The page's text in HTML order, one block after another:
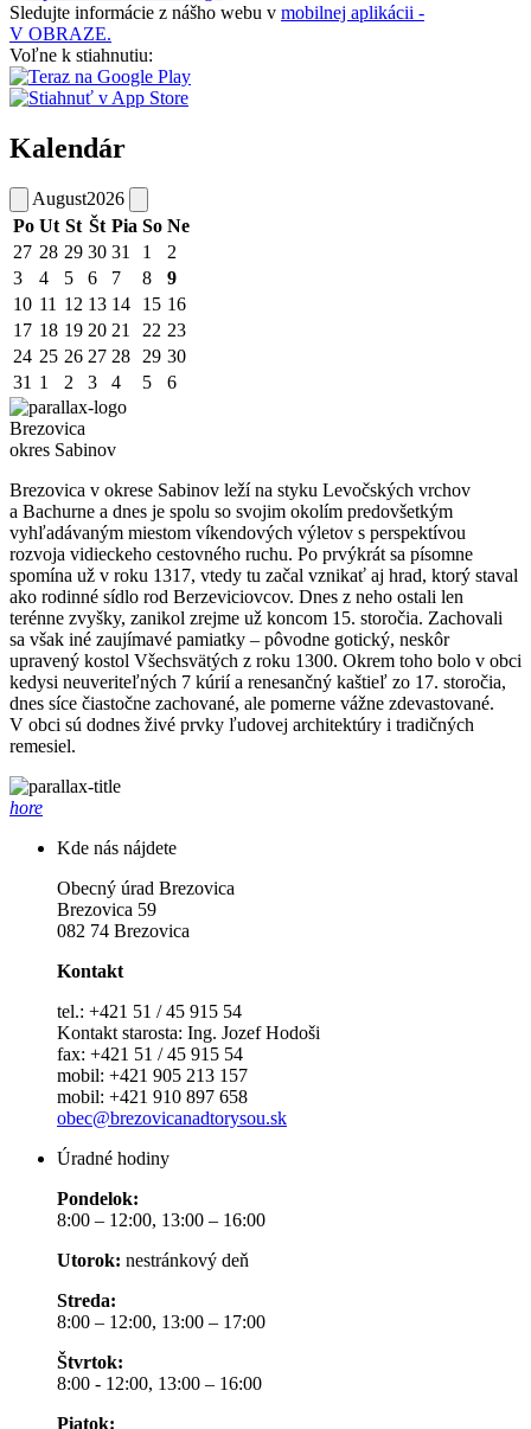
Sledujte informácie z nášho webu v mobilnej aplikácii -
V OBRAZE.
Voľne k stiahnutiu:
Kalendár
August2026
Po Ut St Št Pia So Ne
27 28 29 30 31 1
2
3
4 5 6 7 8
9
10 11 12 13 14 15 16
17 18 19 20 21 22 23
24 25 26 27 28 29 30
31 1 2 3 4 5 6
Brezovica
okres Sabinov
Brezovica v okrese Sabinov leží na styku Levočských vrchov
a Bachurne a dnes je spolu so svojim okolím predovšetkým
vyhľadávaným miestom víkendových výletov s perspektívou
rozvoja vidieckeho cestovného ruchu. Po prvýkrát sa písomne
spomína už v roku 1317, vtedy tu začal vznikať aj hrad, ktorý staval
ako rodinné sídlo rod Berzeviciovcov. Dnes z neho ostali len
terénne zvyšky, zanikol zrejme už koncom 15. storočia. Zachovali
sa však iné zaujímavé pamiatky – pôvodne gotický, neskôr
upravený kostol Všechsvätých z roku 1300. Okrem toho bolo v obci
kedysi neuveriteľných 7 kúrií a renesančný kaštieľ zo 17. storočia,
dnes síce čiastočne zachované, ale pomerne vážne zdevastované.
V obci sú dodnes živé prvky ľudovej architektúry i tradičných
remesiel.
hore
Kde nás nájdete
Obecný úrad Brezovica
Brezovica 59
082 74 Brezovica
Kontakt
tel.: +421 51 / 45 915 54
Kontakt starosta: Ing. Jozef Hodoši
fax: +421 51 / 45 915 54
mobil: +421 905 213 157
mobil: +421 910 897 658
obec@brezovicanadtorysou.sk
Úradné hodiny
Pondelok:
8:00 – 12:00, 13:00 – 16:00
Utorok: nestránkový deň
Streda:
8:00 – 12:00, 13:00 – 17:00
Štvrtok:
8:00 - 12:00, 13:00 – 16:00
Piatok: